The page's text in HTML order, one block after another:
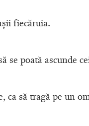
fiecăruia.
poată ascunde
ca să tragă pe un